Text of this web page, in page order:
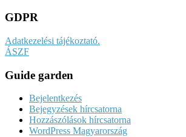
GDPR
Adatkezelési tájékoztató.
ÁSZF
Guide garden
Bejelentkezés
Bejegyzések hírcsatorna
Hozzászólások hírcsatorna
WordPress Magyarország